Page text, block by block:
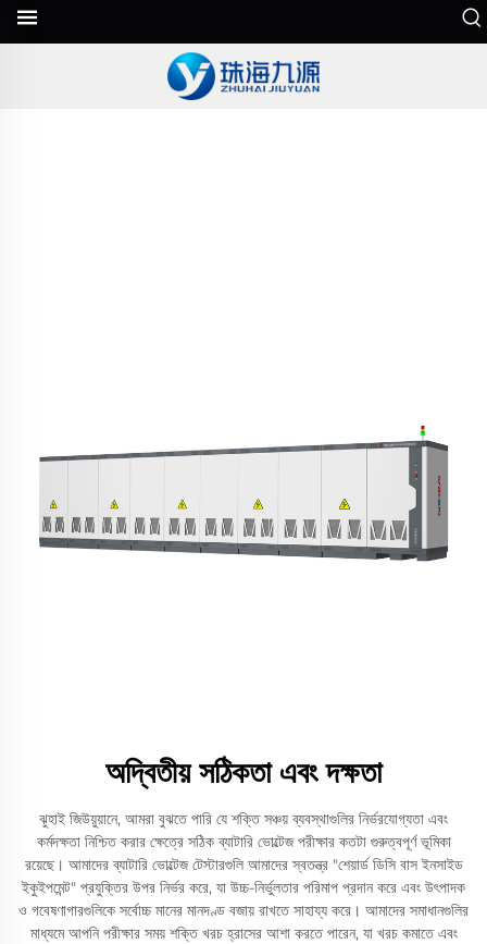
অদ্বিতীয় সঠিকতা এবং দক্ষতা
ঝুহাই জিউয়ুয়ানে, আমরা বুঝতে পারি যে শক্তি সঞ্চয় ব্যবস্থাগুলির নির্ভরযোগ্যতা এবং
কর্মদক্ষতা নিশ্চিত করার ক্ষেত্রে সঠিক ব্যাটারি ভোল্টেজ পরীক্ষার কতটা গুরুত্বপূর্ণ ভূমিকা
রয়েছে। আমাদের ব্যাটারি ভোল্টেজ টেস্টারগুলি আমাদের স্বতন্ত্র "শেয়ার্ড ডিসি বাস ইনসাইড
ইকুইপমেন্ট" প্রযুক্তির উপর নির্ভর করে, যা উচ্চ-নির্ভুলতার পরিমাপ প্রদান করে এবং উৎপাদক
ও গবেষণাগারগুলিকে সর্বোচ্চ মানের মানদণ্ড বজায় রাখতে সাহায্য করে। আমাদের সমাধানগুলির
মাধ্যমে আপনি পরীক্ষার সময় শক্তি খরচ হ্রাসের আশা করতে পারেন, যা খরচ কমাতে এবং